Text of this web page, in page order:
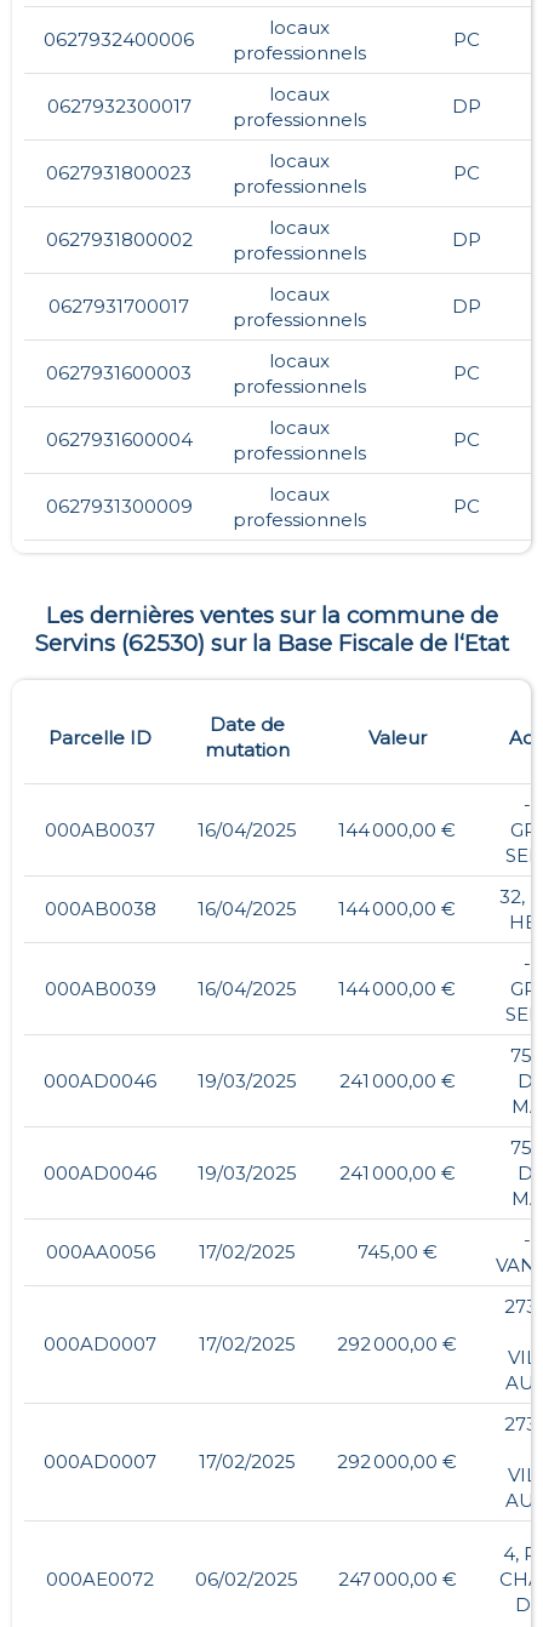
0627932400006
locaux
professionnels
PC
0627932300017
locaux
professionnels
DP
0627931800023
locaux
professionnels
PC
0627931800002
locaux
professionnels
DP
0627931700017
locaux
professionnels
DP
0627931600003
locaux
professionnels
PC
0627931600004
locaux
professionnels
PC
0627931300009
locaux
professionnels
PC
Les dernières ventes sur la commune de
Servins(62530) sur la Base Fiscale de l‘Etat
Parcelle ID
Date de
mutation
Valeur
000AB0037 16/04/2025 144 000,00 €
-
000AB0038 16/04/2025 144 000,00 €
32,
000AB0039 16/04/2025 144 000,00 €
-
000AD0046 19/03/2025 241 000,00 €
75,
000AD0046 19/03/2025 241 000,00 €
75,
000AA0056 17/02/2025 745,00 €
-
000AD0007 17/02/2025 292 000,00 €
AU
000AD0007 17/02/2025 292 000,00 €
AU
000AE0072 06/02/2025 247 000,00 €
4,
D